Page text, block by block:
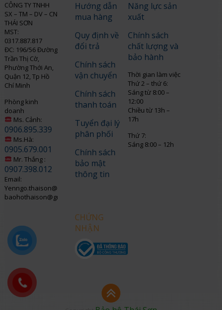
CÔNG TY TNHH
SX – TM – DV – CN
THÁI SƠN
MST:
0317.887.817
ĐC: 196/56 Đường
Trần Thị Cờ,
Phường Thới An,
Quận 12, Tp Hồ
Chí Minh
Phòng kinh
doanh
Ms. Cảnh:
0906.895.339
Ms.Hà:
0905.679.001
Mr. Thắng :
0907.398.012
Email:
Yenngo.thaison@gmail.com
baohothaison@gmail.com
Hướng dẫn
mua hàng
Quy định về
đổi trả
Chính sách
vận chuyển
Chính sách
thanh toán
Tuyển đại lý
phân phối
Chính sách
bảo mật
thông tin
CHỨNG
NHẬN
Năng lực sản
xuất
Chính sách
chất lượng và
bảo hành
Thời gian làm việc
Thứ 2 – thứ 6:
Sáng từ 8:00 –
12:00
Chiều từ 13h –
17h
Thứ 7:
Sáng 8:00 – 12h